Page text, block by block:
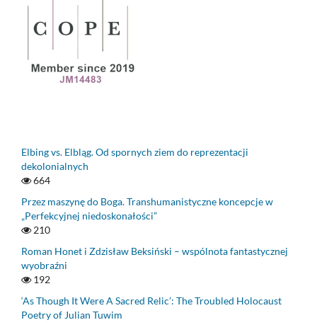
Elbing vs. Elbląg. Od spornych ziem do reprezentacji
dekolonialnych
664
Przez maszynę do Boga. Transhumanistyczne koncepcje w
„Perfekcyjnej niedoskonałości”
210
Roman Honet i Zdzisław Beksiński – wspólnota fantastycznej
wyobraźni
192
‘As Though It Were A Sacred Relic’: The Troubled Holocaust
Poetry of Julian Tuwim